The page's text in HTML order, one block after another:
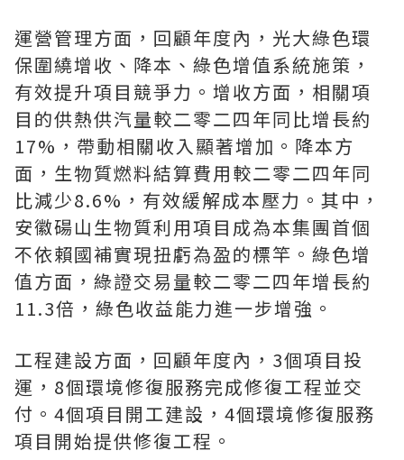
運營管理方面，回顧年度內，光大綠色環
保圍繞增收、降本、綠色增值系統施策，
有效提升項目競爭力。增收方面，相關項
目的供熱供汽量較二零二四年同比增長約
17%，帶動相關收入顯著增加。降本方
面，生物質燃料結算費用較二零二四年同
比減少8.6%，有效緩解成本壓力。其中，
安徽碭山生物質利用項目成為本集團首個
不依賴國補實現扭虧為盈的標竿。綠色增
值方面，綠證交易量較二零二四年增長約
11.3倍，綠色收益能力進一步增強。
工程建設方面，回顧年度內，3個項目投
運，8個環境修復服務完成修復工程並交
付。4個項目開工建設，4個環境修復服務
項目開始提供修復工程。